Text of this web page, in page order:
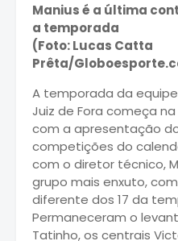
Manius é a última
a temporada
(Foto: Lucas Catta
Prêta/
A temporada da
Juiz de Fora começa
com a apresentação
competições do
com o diretor técnico,
grupo mais enxuto,
diferente dos 17 da
Permaneceram o
Tatinho, os centrais